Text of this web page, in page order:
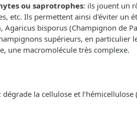
ou saprotrophes: ils jouent un
etc. Ils permettent ainsi d'éviter un
bisporus (Champignon de
supérieurs, en
une macromolécule très complexe.
la cellulose et